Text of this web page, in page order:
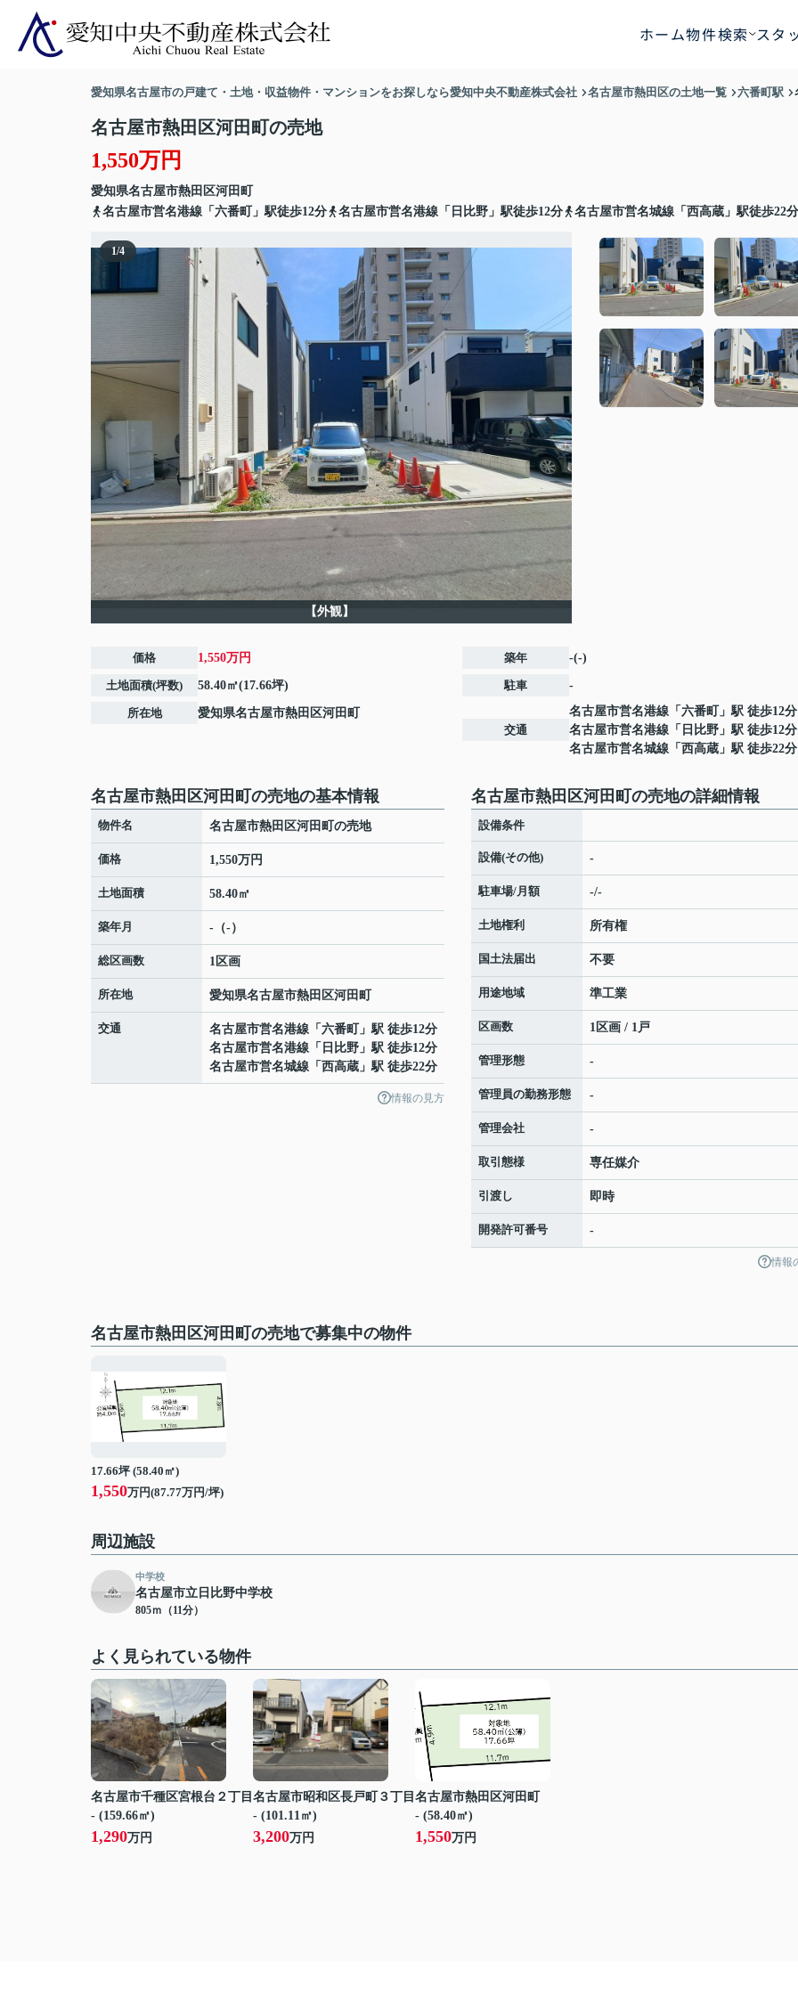
ホーム物件検索 スタ
愛知県名古屋市の戸建て・土地・収益物件・マンションをお探しなら愛知中央不動産株式会社 名古屋市熱田区の土地一覧 六番町駅
名古屋市熱田区河田町の売地
1,550万円
愛知県名古屋市熱田区河田町
名古屋市営名港線「六番町」駅徒歩12分
名古屋市営名港線「日比野」駅徒歩12分 名古屋市営名城線「西高蔵」駅徒歩22分
1/4
【外観】
価格 1,550万円
土地面積(坪数) 58.40㎡(17.66坪)
所在地 愛知県名古屋市熱田区河田町
築年 -(-)
駐車 -
交通
名古屋市営名港線 「 六番町
」駅 徒歩12分
名古屋市営名港線 「 日比野 」駅 徒歩12分
名古屋市営名城線 「 西高蔵 」駅 徒歩22分
名古屋市熱田区河田町の売地の基本情報
物件名 名古屋市熱田区河田町の売地
価格 1,550万円
土地面積 58.40㎡
築年月 -（-）
総区画数 1区画
所在地 愛知県名古屋市熱田区河田町
交通 名古屋市営名港線 「 六番町
」駅 徒歩12分
名古屋市営名港線 「 日比野 」駅 徒歩12分
名古屋市営名城線 「 西高蔵 」駅 徒歩22分
情報の見方
名古屋市熱田区河田町の売地の詳細情報
設備条件
設備(その他) -
駐車場/月額 -/-
土地権利 所有権
国土法届出 不要
用途地域 準工業
区画数 1区画 / 1戸
管理形態 -
管理員の勤務形態 -
管理会社 -
取引態様 専任媒介
引渡し 即時
開発許可番号 -
情報
名古屋市熱田区河田町の売地で募集中の物件
17.66坪 (58.40㎡)
1,550万円(87.77万円/坪)
周辺施設
中学校
名古屋市立日比野中学校
805ｍ（11分）
よく見られている物件
名古屋市千種区宮根台２丁目
- (159.66㎡)
1,290万円
名古屋市昭和区長戸町３丁目
- (101.11㎡)
3,200万円
名古屋市熱田区河田町
- (58.40㎡)
1,550万円